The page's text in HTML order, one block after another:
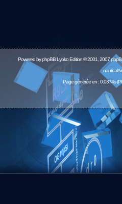
Powered byphpBBLyoko Edition © 2001, 2007
Page générée en : 0.0374s